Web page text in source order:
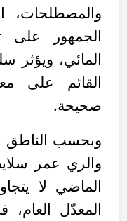
والمصطلحات،
الجمهور على
المائي، ويؤثر
القائم على
صحيحة.
وبحسب الناطق
والري عمر
المعدّل